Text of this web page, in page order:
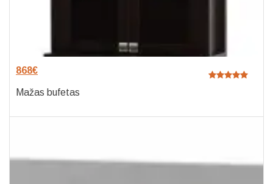
868€
Mažas bufetas